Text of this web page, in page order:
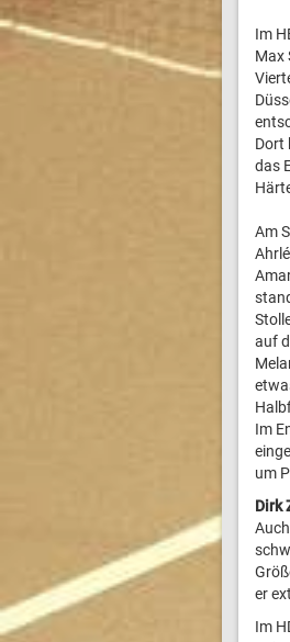
Im
Max
Dort
das
Am
auf
Im
um
Dirk
er
Im